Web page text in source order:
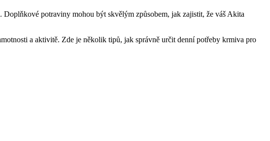
potraviny mohou být skvělým způsobem, jak zajistit, že váš Akita
a aktivitě. Zde je několik tipů, jak správně určit denní potřeby krmiva pro